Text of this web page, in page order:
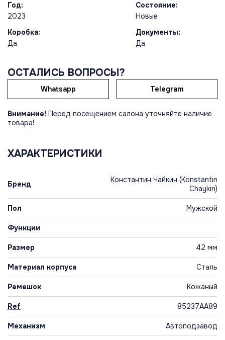
Год:
2023
Состояние:
Новые
Коробка:
Да
Документы:
Да
ОСТАЛИСЬ ВОПРОСЫ?
Whatsapp Telegram
Внимание! Перед посещением салона уточняйте наличие
товара!
ХАРАКТЕРИСТИКИ
Бренд
Константин Чайкин (Konstantin
Chaykin)
Пол Мужской
Функции
Размер 42 мм
Материал корпуса Сталь
Ремешок Кожаный
Ref 85237AA89
Механизм Автоподзавод